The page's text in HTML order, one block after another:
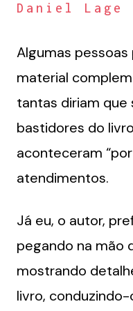
Daniel Lage
Algumas
material
tantas diriam que
bastidores do
aconteceram
atendimentos.
Já eu, o autor,
pegando na mão
mostrando
livro,